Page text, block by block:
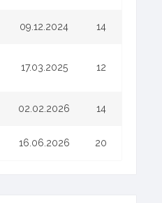
09.12.2024 14
17.03.2025 12
02.02.2026 14
16.06.2026 20